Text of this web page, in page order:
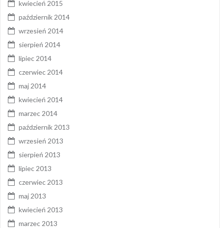
kwiecień 2015
październik 2014
wrzesień 2014
sierpień 2014
lipiec 2014
czerwiec 2014
maj 2014
kwiecień 2014
marzec 2014
październik 2013
wrzesień 2013
sierpień 2013
lipiec 2013
czerwiec 2013
maj 2013
kwiecień 2013
marzec 2013